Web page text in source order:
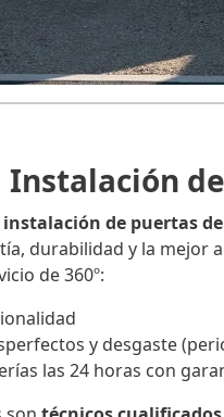
Instalación
instalación de puertas
durabilidad y la
de 360º:
y desgaste
las 24 horas con